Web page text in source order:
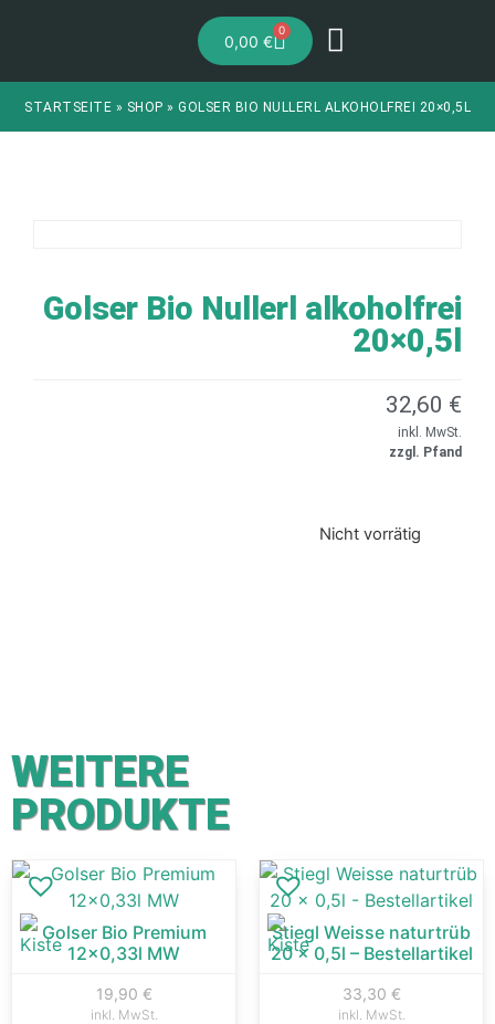
0,00€
0
STARTSEITE » SHOP » GOLSER BIO NULLERL ALKOHOLFREI 20×0,5L
Golser Bio Nullerl alkoholfrei
20×0,5l
32,60 €
inkl. MwSt.
zzgl. Pfand
Nicht vorrätig
WEITERE
PRODUKTE
Golser Bio Premium
12×0,33l MW
19,90 €
inkl. MwSt.
Stiegl Weisse naturtrüb
20 x 0,5l – Bestellartikel
33,30 €
inkl. MwSt.